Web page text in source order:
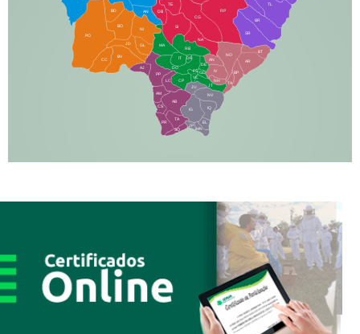
AN
TL
BR
SR
BT
AR
RP
CG
SI
NA
TA
NH
JT
RB
MA
IT
DR
DO
CP
JU
NV
IQ
EL
BD
BO
NI
JD
PO
BV
CC
PP
AJ
LC
AM
AB
JP
DB
TE
CS
PR
TA
SQ
IG
MN
NO
BP
GL
AN
IV
FS
VC
GD
DE